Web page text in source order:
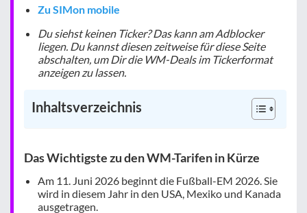
Zu SIMon mobile
Du siehst keinen Ticker? Das kann am Adblocker
liegen. Du kannst diesen zeitweise für diese Seite
abschalten, um Dir die WM-Deals im Tickerformat
anzeigen zu lassen.
Inhaltsverzeichnis
Das Wichtigste zu den WM-Tarifen in Kürze
Am 11. Juni 2026 beginnt die Fußball-EM 2026. Sie
wird in diesem Jahr in den USA, Mexiko und Kanada
ausgetragen.